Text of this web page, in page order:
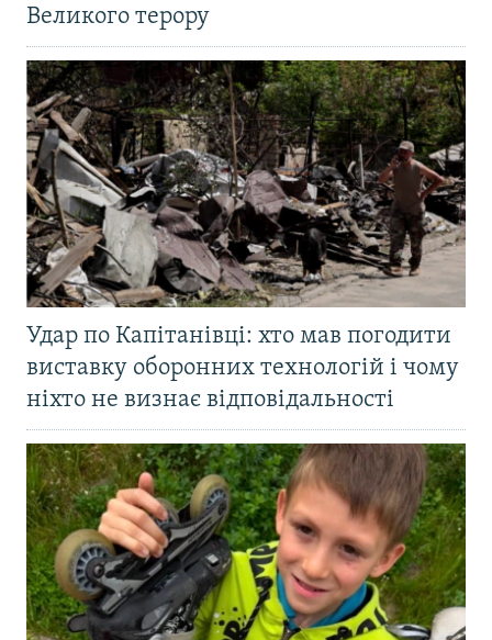
Великого терору
Удар по Капітанівці: хто мав погодити
виставку оборонних технологій і чому
ніхто не визнає відповідальності